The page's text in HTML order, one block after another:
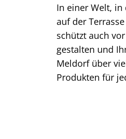
In einer Welt, in
auf der
schützt auch
gestalten und
Meldorf über
Produkten für